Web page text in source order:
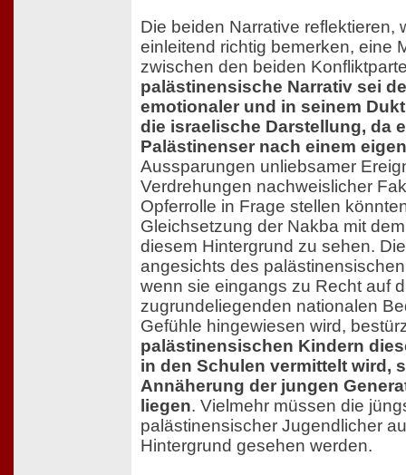
Die beiden Narrative reflektieren,
einleitend richtig bemerken, eine
zwischen den beiden
palästinensische Narrativ sei
emotionaler und in seinem
die israelische Darstellung, da
Palästinenser nach einem
Aussparungen unliebsamer
Verdrehungen nachweislicher
Opferrolle in Frage stellen
Gleichsetzung der Nakba mit
diesem Hintergrund zu sehen.
angesichts des
wenn sie eingangs zu Recht auf
zugrundeliegenden nationalen
Gefühle hingewiesen wird,
palästinensischen Kindern
in den Schulen vermittelt wird,
Annäherung der jungen
liegen. Vielmehr müssen die
palästinensischer Jugendlicher
Hintergrund gesehen werden.